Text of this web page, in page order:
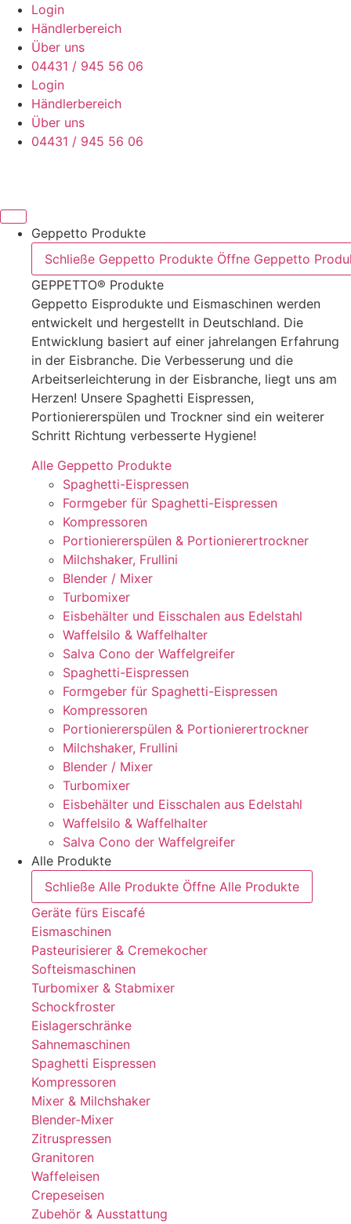
Zum
Inhalt
wechseln
Login
Händlerbereich
Über uns
04431 / 945 56 06
Login
Händlerbereich
Über uns
04431 / 945 56 06
Geppetto Produkte
Schließe Geppetto Produkte Öffne Geppetto
GEPPETTO® Produkte
Geppetto Eisprodukte und Eismaschinen werden
entwickelt und hergestellt in Deutschland. Die
Entwicklung basiert auf einer jahrelangen Erfahrung
in der Eisbranche. Die Verbesserung und die
Arbeitserleichterung in der Eisbranche, liegt uns am
Herzen! Unsere Spaghetti Eispressen,
Portioniererspülen und Trockner sind ein weiterer
Schritt Richtung verbesserte Hygiene!
Alle Geppetto Produkte
Spaghetti-Eispressen
Formgeber für Spaghetti-Eispressen
Kompressoren
Portioniererspülen & Portionierertrockner
Milchshaker, Frullini
Blender / Mixer
Turbomixer
Eisbehälter und Eisschalen aus Edelstahl
Waffelsilo & Waffelhalter
Salva Cono der Waffelgreifer
Spaghetti-Eispressen
Formgeber für Spaghetti-Eispressen
Kompressoren
Portioniererspülen & Portionierertrockner
Milchshaker, Frullini
Blender / Mixer
Turbomixer
Eisbehälter und Eisschalen aus Edelstahl
Waffelsilo & Waffelhalter
Salva Cono der Waffelgreifer
Alle Produkte
Schließe Alle Produkte Öffne Alle Produkte
Geräte fürs Eiscafé
Eismaschinen
Pasteurisierer & Cremekocher
Softeismaschinen
Turbomixer & Stabmixer
Schockfroster
Eislagerschränke
Sahnemaschinen
Spaghetti Eispressen
Kompressoren
Mixer & Milchshaker
Blender-Mixer
Zitruspressen
Granitoren
Waffeleisen
Crepeseisen
Zubehör & Ausstattung